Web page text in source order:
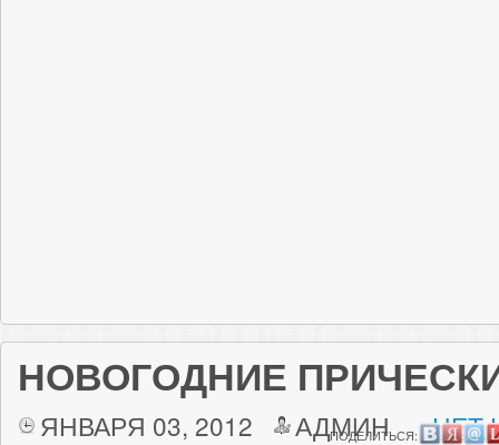
НОВОГОДНИЕ
ЯНВАРЯ 03, 2012 АДМИН НЕТ
ПОДЕЛИТЬСЯ: